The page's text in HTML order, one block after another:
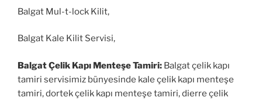
Balgat Mul-t-lock Kilit,
Balgat Kale Kilit Servisi,
Balgat Çelik Kapı Menteşe Tamiri: Balgat çelik kapı
tamiri servisimiz bünyesinde kale çelik kapı menteşe
tamiri, dortek çelik kapı menteşe tamiri, dierre çelik